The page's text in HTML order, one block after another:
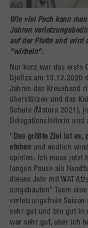
Wie viel Pech kann
Jahren
auf der Platte und wird
"wirbeln".
Nur kurz war das erste
Djellza am 13.12.2020
Jahres das Kreuzband
überstürzen und das
Schule (Matura 2021),
Delegationsleiterin und
"Das größte Ziel ist es,
stehen und endlich
spielen. Ich muss jetzt
langen Pause als
dieses Jahr mit WAT
umgebauten" Team
verletzungsfreie
sehr gut und bin gut in
war sehr gut, aber ich